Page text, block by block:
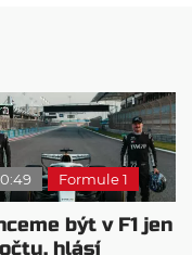
Formule 1
být v F1 jen
hlásí